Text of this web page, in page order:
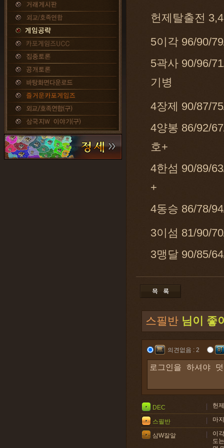
헌제탈출전
5이각 96/90/
5곽사 90/96/
기병
4장제 90/87/
4양봉 86/92/
호+
4한섬 90/89/
+
4동승 86/78/
3이섬 81/90/
3맹달 90/85/
스필반 님이 좋
의견없음 : 2
DEC 헌
스필반 마
삼W잘알
이
도